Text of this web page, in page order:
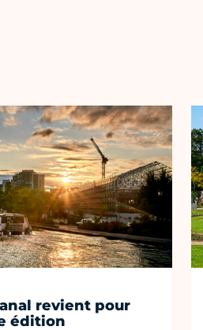
revient pour
édition